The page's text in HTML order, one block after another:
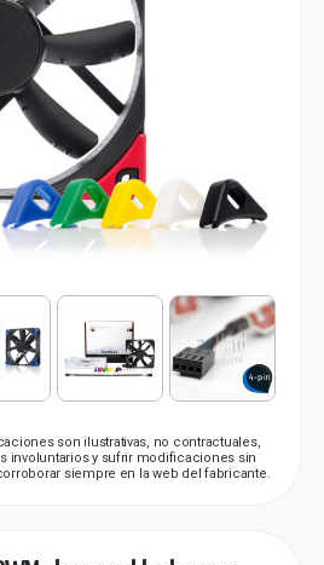
son ilustrativas, no contractuales,
involuntarios y sufrir modificaciones sin
siempre en la web del fabricante.